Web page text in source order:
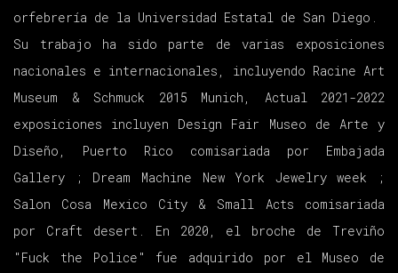
orfebrería de la Universidad Estatal de San Diego.
Su trabajo ha sido parte de varias exposiciones
nacionales e internacionales, incluyendo Racine Art
Museum & Schmuck 2015 Munich, Actual 2021-2022
exposiciones incluyen Design Fair Museo de Arte y
Diseño, Puerto Rico comisariada por Embajada
Gallery ; Dream Machine New York Jewelry week ;
Salon Cosa Mexico City & Small Acts comisariada
por Craft desert. En 2020, el broche de Treviño
"Fuck the Police" fue adquirido por el Museo de